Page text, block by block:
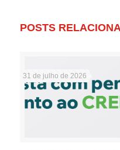
POSTS
31 de julho de 2026